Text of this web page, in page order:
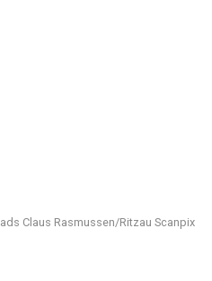
Claus Rasmussen/Ritzau Scanpix